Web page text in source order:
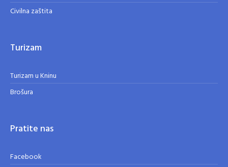
Civilna zaštita
Turizam
Turizam u Kninu
Brošura
Pratite nas
Facebook